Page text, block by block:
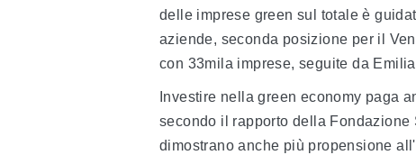
delle imprese green sul totale è
aziende, seconda posizione per il
con 33mila imprese, seguite da
Investire nella green economy paga
secondo il rapporto della
dimostrano anche più propensione